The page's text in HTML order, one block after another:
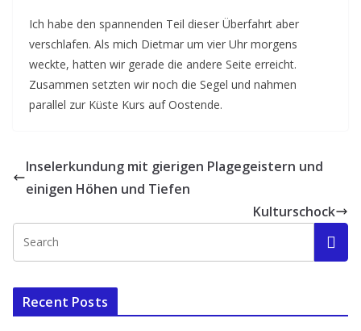
Ich habe den spannenden Teil dieser Überfahrt aber
verschlafen. Als mich Dietmar um vier Uhr morgens
weckte, hatten wir gerade die andere Seite erreicht.
Zusammen setzten wir noch die Segel und nahmen
parallel zur Küste Kurs auf Oostende.
Inselerkundung mit gierigen Plagegeistern und
einigen Höhen und Tiefen
Kulturschock
Recent Posts